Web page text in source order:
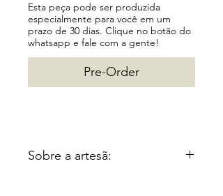
Esta peça pode ser produzida
especialmente para você em um
prazo de 30 dias. Clique no botão do
whatsapp e fale com a gente!
Pre-Order
Sobre a artesã: